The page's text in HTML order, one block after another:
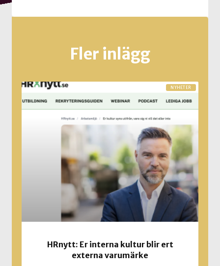
Fler inlägg
NYHETER
HRnytt: Er interna kultur blir ert
externa varumärke